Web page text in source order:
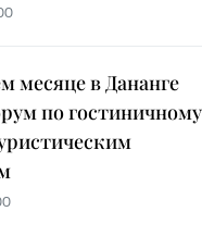
месяце в Дананге
по гостиничному